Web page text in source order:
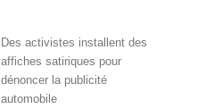
Des activistes installent des
affiches satiriques pour
dénoncer la publicité
automobile